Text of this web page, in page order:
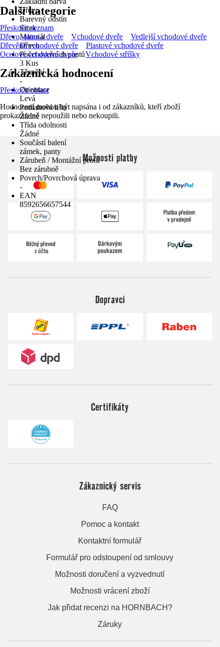
Dřevo
Barevný odstín
Smrk
Materiál
Dřevo
Počet dveřních pantů
3 Kus
Těsnění
-
Orientace
Levá
Podlahová lišta
Žádné
Třída odolnosti
Žádné
Součástí balení
zámek, panty
Zárubeň / Montážní profil
Bez zárubně
Povrch/Povrchová úprava
-
EAN
8592656657544
Další kategorie
Přeskočit seznam
Dřevo, okna a dveře
Vchodové dveře
Vedlejší vchodové dveře
Dřevěné vchodové dveře
Plastové vchodové dveře
Ocelové vchodové dveře
Vchodové stříšky
Zákaznická hodnocení
Přeskočit oblast
Hodnocení mohou být napsána i od zákazníků, kteří zboží
prokazatelně nepoužili nebo nekoupili.
Možnosti platby
Dopravci
Certifikáty
Zákaznický servis
FAQ
Pomoc a kontakt
Kontaktní formulář
Formulář pro odstoupení od smlouvy
Možnosti doručení a vyzvednutí
Možnosti vrácení zboží
Jak přidat recenzi na HORNBACH?
Záruky